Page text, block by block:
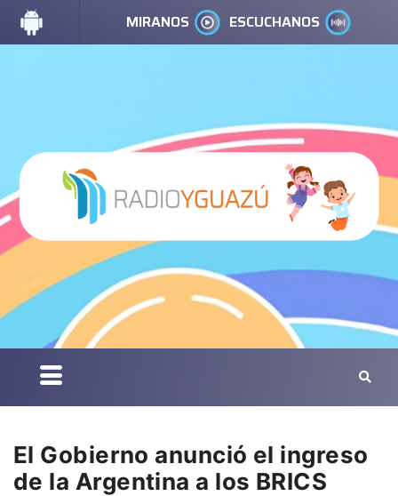
MIRANOS ESCUCHANOS
El Gobierno anunció el ingreso
de la Argentina a los BRICS